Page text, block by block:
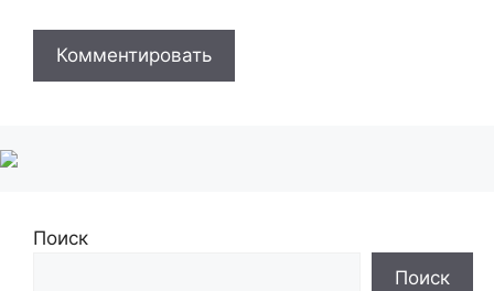
Поиск
Поиск